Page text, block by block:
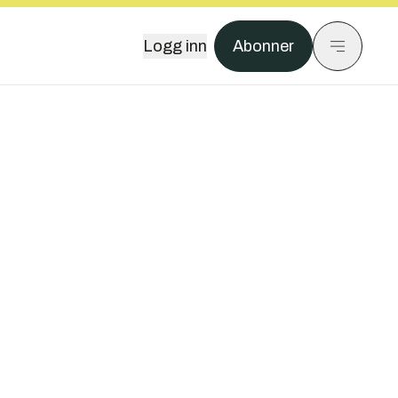
Logg inn Abonner